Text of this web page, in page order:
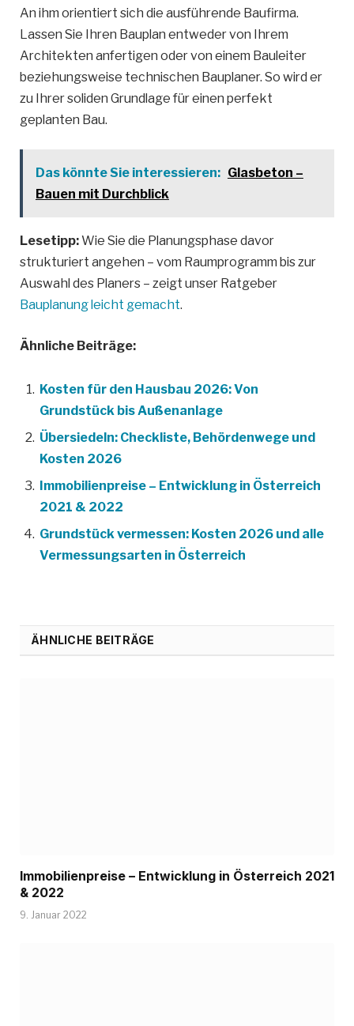
An ihm orientiert sich die ausführende Baufirma.
Lassen Sie Ihren Bauplan entweder von Ihrem
Architekten anfertigen oder von einem Bauleiter
beziehungsweise technischen Bauplaner. So wird er
zu Ihrer soliden Grundlage für einen perfekt
geplanten Bau.
Das könnte Sie interessieren: Glasbeton –
Bauen mit Durchblick
Lesetipp:Wie Sie die Planungsphase davor
strukturiert angehen – vom Raumprogramm bis zur
Auswahl des Planers – zeigt unser Ratgeber
Bauplanung leicht gemacht.
Ähnliche Beiträge:
Kosten für den Hausbau 2026: Von
Grundstück bis Außenanlage
Übersiedeln: Checkliste, Behördenwege und
Kosten 2026
Immobilienpreise – Entwicklung in Österreich
2021 & 2022
Grundstück vermessen: Kosten 2026 und alle
Vermessungsarten in Österreich
ÄHNLICHE BEITRÄGE
Immobilienpreise – Entwicklung in Österreich 2021
& 2022
9. Januar 2022